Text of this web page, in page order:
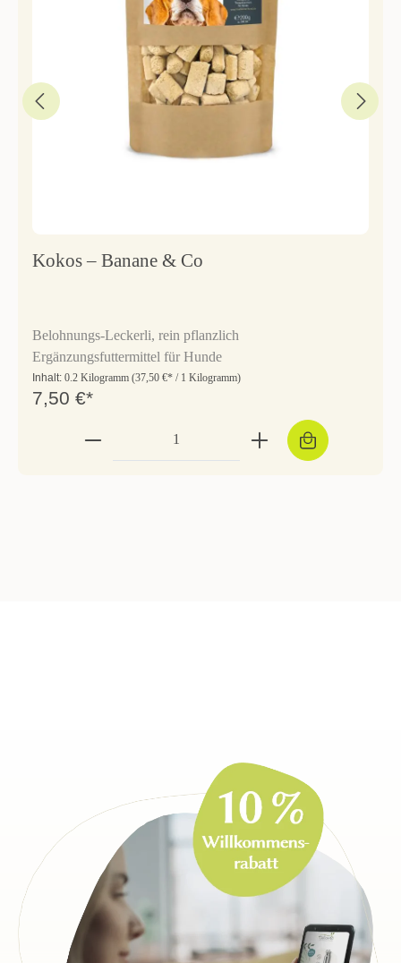
Kokos – Banane & Co
Belohnungs-Leckerli, rein pflanzlich
Ergänzungsfuttermittel für Hunde
Inhalt: 0.2 Kilogramm (37,50 €* / 1 Kilogramm)
7,50 €*